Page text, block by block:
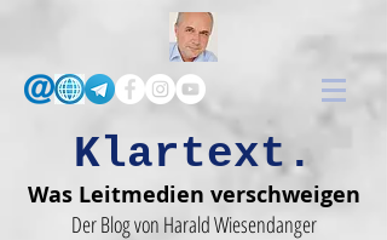
Klartext.
Was Leitmedien verschweigen
Der Blog von Harald Wiesendanger